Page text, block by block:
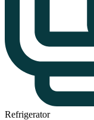
Refrigerator